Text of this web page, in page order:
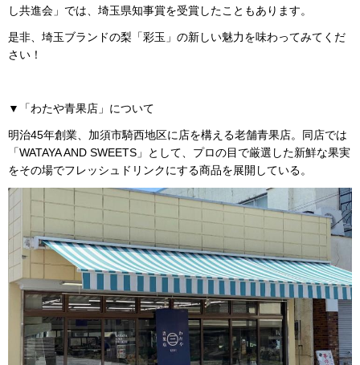
し共進会」では、埼玉県知事賞を受賞したこともあります。
是非、埼玉ブランドの梨「彩玉」の新しい魅力を味わってみてくだ
さい！
▼「わたや青果店」について
明治45年創業、加須市騎西地区に店を構える老舗青果店。同店では
「WATAYA AND SWEETS」として、プロの目で厳選した新鮮な果実
をその場でフレッシュドリンクにする商品を展開している。